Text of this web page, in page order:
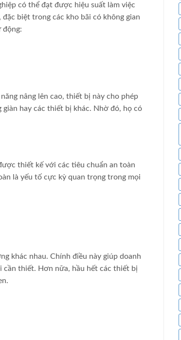
có thể đạt được hiệu suất làm việc
biệt trong các kho bãi có không gian
động:
nâng lên cao, thiết bị này cho phép
hay các thiết bị khác. Nhờ đó, họ có
thiết kế với các tiêu chuẩn an toàn
là yếu tố cực kỳ quan trọng trong mọi
khác nhau. Chính điều này giúp doanh
cần thiết. Hơn nữa, hầu hết các thiết bị